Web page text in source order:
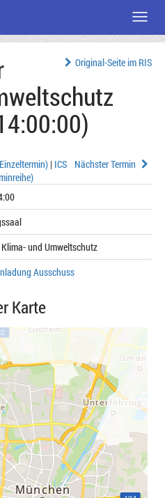
Original-Seite im RIS
Nächster Termin
| ICS
und Umweltschutz
Ausschuss
Karte